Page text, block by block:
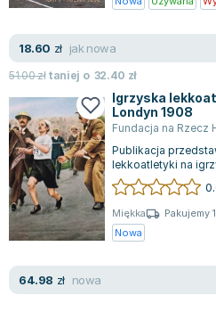
Książki do nauk
Książki do nauk społecznych
Książki do nauk ścisłych dla
Prawo - książki dla studentów
Technologia żywności - książki
Zarządzanie i marketing -
Nauka języków obcych -
Podręczniki dla nauczycieli -
Repetytoria, testy i
Clive Cussler
Wanda Chotomska
Józef Ignacy Kraszewski
Clive Staples Lewis
Martyna Wojciechowska
Melissa De la Cruz
Blanka Lipińska
Jaś Kapela
Agatha Christie
Jan Pietrzak
18.60 zł jak nowa
51.00złtaniej o 32.40 zł
Igrzyska
Londyn 1908
Fundacja na Rzecz
Publikacja
lekkoatletyki na
sobie obszerną
Miękka
Pakujemy
Nowa
64.98 zł nowa